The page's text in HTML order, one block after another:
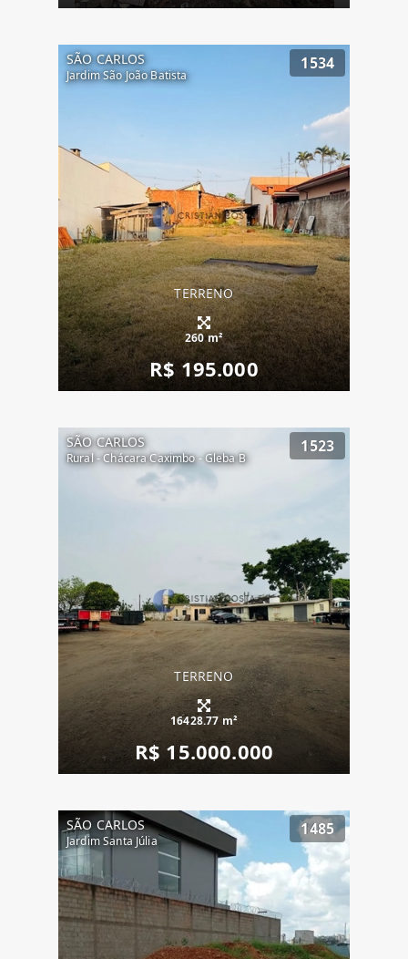
SÃO CARLOS
Jardim São João Batista
1534
TERRENO
260 m²
R$ 195.000
SÃO CARLOS
Rural - Chácara Caximbo - Gleba B
1523
TERRENO
16428.77 m²
R$ 15.000.000
SÃO CARLOS
Jardim Santa Júlia
1485